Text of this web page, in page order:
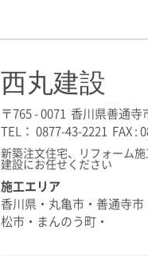
西丸建設
〒765 - 0071 香川県善通寺
TEL： 0877-43-2221 FAX :
新築注文住宅、リフォーム
建設にお任せください
施工エリア
香川県・丸亀市・善通寺
松市・まんのう町・